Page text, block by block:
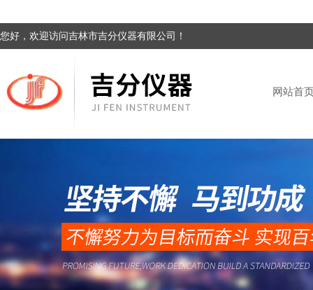
您好，欢迎访问吉林市吉分仪器有限公司！
网站首